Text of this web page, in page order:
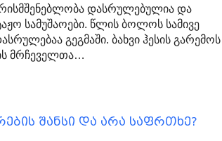
დასრულებულია და
სამუშაოები. წლის ბოლოს სამივე
გეგმაში. ბახვი ჰესის გარემოს
მრჩეველთა…
შანსი და არა საფრთხე?